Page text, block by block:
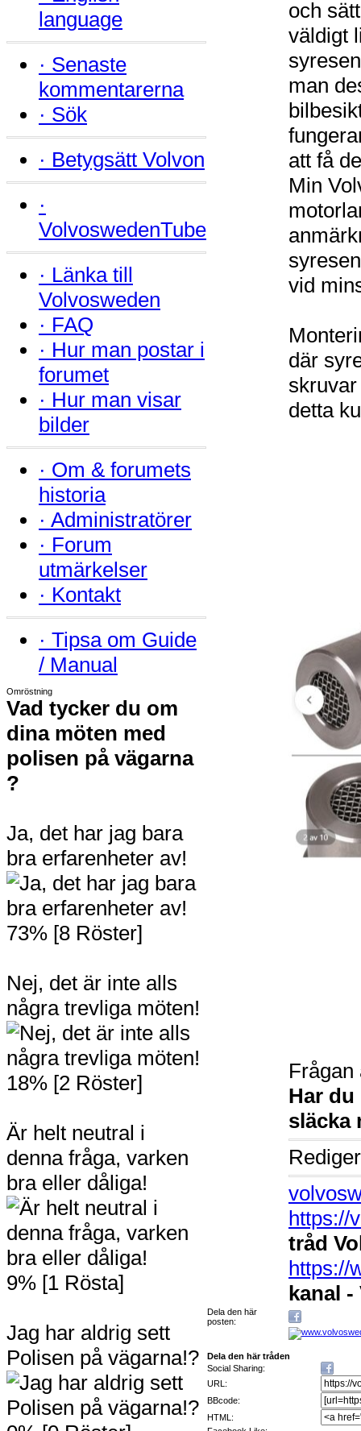
language
· Senaste
kommentarerna
· Sök
· Betygsätt Volvon
·
VolvoswedenTube
· Länka till
Volvosweden
· FAQ
· Hur man postar i
forumet
· Hur man visar
bilder
· Om & forumets
historia
· Administratörer
· Forum
utmärkelser
· Kontakt
· Tipsa om Guide
/ Manual
Omröstning
Vad tycker du om
dina möten med
polisen på vägarna
?
Ja, det har jag bara
bra erfarenheter av!
73% [8 Röster]
Nej, det är inte alls
några trevliga möten!
18% [2 Röster]
Är helt neutral i
denna fråga, varken
bra eller dåliga!
9% [1 Rösta]
Jag har aldrig sett
Polisen på vägarna!?
och
väldigt
man
att få
Min
vid
där
detta
Har
släcka
https://
tråd
https://
kanal
Dela den här
posten:
Dela den här tråden
Social Sharing:
URL:
BBcode:
HTML: